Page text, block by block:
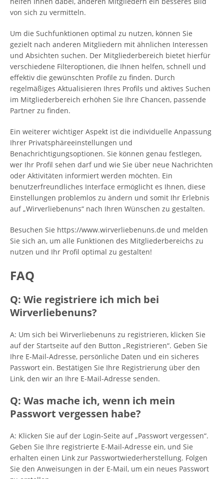
von sich zu vermitteln.
Um die Suchfunktionen optimal zu nutzen, können Sie
gezielt nach anderen Mitgliedern mit ähnlichen Interessen
und Absichten suchen. Der Mitgliederbereich bietet hierfür
verschiedene Filteroptionen, die Ihnen helfen, schnell und
effektiv die gewünschten Profile zu finden. Durch
regelmäßiges Aktualisieren Ihres Profils und aktives Suchen
im Mitgliederbereich erhöhen Sie Ihre Chancen, passende
Partner zu finden.
Ein weiterer wichtiger Aspekt ist die individuelle Anpassung
Ihrer Privatsphäreeinstellungen und
Benachrichtigungsoptionen. Sie können genau festlegen,
wer Ihr Profil sehen darf und wie Sie über neue Nachrichten
oder Aktivitäten informiert werden möchten. Ein
benutzerfreundliches Interface ermöglicht es Ihnen, diese
Einstellungen problemlos zu ändern und somit Ihr Erlebnis
auf „Wirverliebenuns“ nach Ihren Wünschen zu gestalten.
Besuchen Sie https://www.wirverliebenuns.de und melden
Sie sich an, um alle Funktionen des Mitgliederbereichs zu
nutzen und Ihr Profil optimal zu gestalten!
FAQ
Q: Wie registriere ich mich bei
Wirverliebenuns?
A: Um sich bei Wirverliebenuns zu registrieren, klicken Sie
auf der Startseite auf den Button „Registrieren“. Geben Sie
Ihre E-Mail-Adresse, persönliche Daten und ein sicheres
Passwort ein. Bestätigen Sie Ihre Registrierung über den
Link, den wir an Ihre E-Mail-Adresse senden.
Q: Was mache ich, wenn ich mein
Passwort vergessen habe?
A: Klicken Sie auf der Login-Seite auf „Passwort vergessen“.
Geben Sie Ihre registrierte E-Mail-Adresse ein, und Sie
erhalten einen Link zur Passwortwiederherstellung. Folgen
Sie den Anweisungen in der E-Mail, um ein neues Passwort